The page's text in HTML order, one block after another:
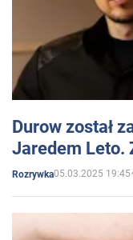
Durow został
Jaredem Leto.
Rozrywka05.03.2025 19:45